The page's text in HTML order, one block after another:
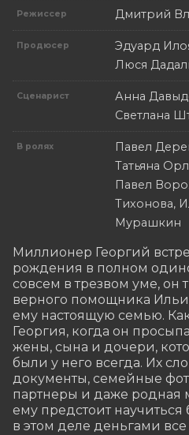
Режиссер Дмитрий
Продюсер
Эдуард
Люся
Сценарист
Анна
Светлана
В ролях
Павел
Татьяна
Павел
Тихонова,
Мурашкин
Миллионер Георгий
рождения в полном
совсем в трезвом уме, он
верного помощника Ильи
ему настоящую семью.
Георгия, когда он
жены, сына и дочери,
были у него всегда. Их
документы, семейные
партнеры и даже родная
ему предстоит
в этом деле деньгами